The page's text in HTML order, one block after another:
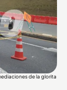
de la glorita